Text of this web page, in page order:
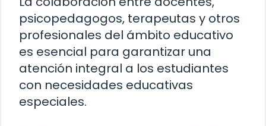
psicopedagogos, terapeutas y otros
profesionales del ámbito educativo
es esencial para garantizar una
atención integral a los estudiantes
con necesidades educativas
especiales.